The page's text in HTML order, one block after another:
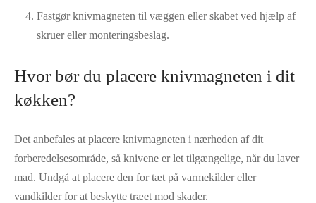
Fastgør knivmagneten til væggen eller skabet ved hjælp af
skruer eller monteringsbeslag.
Hvor bør du placere knivmagneten i dit
køkken?
Det anbefales at placere knivmagneten i nærheden af ​​dit
forberedelsesområde, så knivene er let tilgængelige, når du laver
mad. Undgå at placere den for tæt på varmekilder eller
vandkilder for at beskytte træet mod skader.